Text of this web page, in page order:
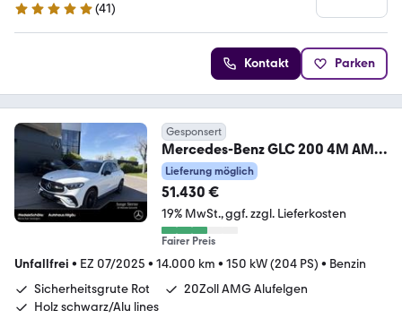
5 Sterne
(41)
Kontakt Parken
Gesponsert
Mercedes-Benz GLC 200 4M AMG
Night 20'' Dist AHK LED Kam Ambie
Lieferung möglich
51.430 €
19% MwSt. ggf. zzgl. Lieferkosten
Fairer Preis
Unfallfrei • EZ 07/2025 • 14.000 km • 150 kW (204 PS) • Benzin
Sicherheitsgrute Rot
20Zoll AMG Alufelgen
Holz schwarz/Alu lines